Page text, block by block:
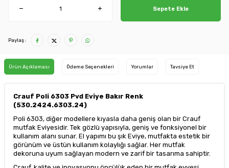
Sepete Ekle
Paylaş :
Ürün Açıklaması Ödeme Seçenekleri Yorumlar Tavsiye Et
Crauf Poli 6303 Pvd Eviye Bakır Renk
(530.2424.6303.24)
Poli 6303, diğer modellere kıyasla daha geniş olan bir Crauf
mutfak Eviyesidir. Tek gözlü yapısıyla, geniş ve fonksiyonel bir
kullanım alanı sunar. El yapımı bu şık Eviye, mutfakta estetik bir
görünüm ve üstün kullanım kolaylığı sağlar. Her mutfak
dekoruna uyum sağlayan modern ve zarif bir tasarıma sahiptir.